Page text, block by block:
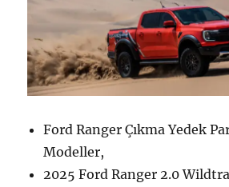
Ford Ranger Çıkma Yedek
Modeller,
2025 Ford Ranger 2.0